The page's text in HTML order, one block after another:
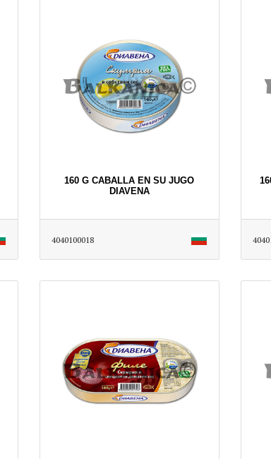
160 G CABALLA EN SU JUGO
DIAVENA
4040100018